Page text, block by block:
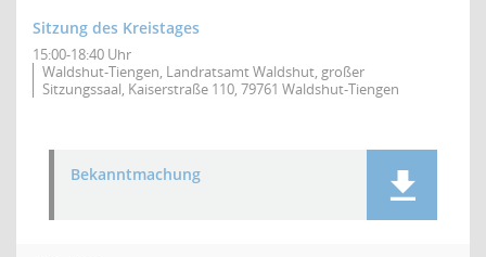
Sitzung des Kreistages
15:00-18:40 Uhr
Waldshut-Tiengen, Landratsamt Waldshut, großer
Sitzungssaal, Kaiserstraße 110, 79761 Waldshut-Tiengen
Bekanntmachung